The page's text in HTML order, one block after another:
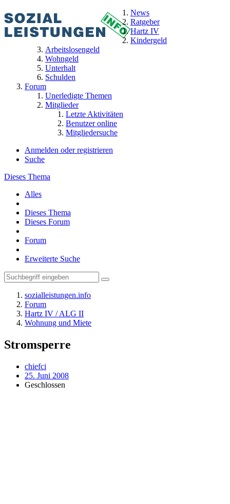
News
Ratgeber
Hartz IV
Kindergeld
Arbeitslosengeld
Wohngeld
Unterhalt
Schulden
Forum
Unerledigte Themen
Mitglieder
Letzte Aktivitäten
Benutzer online
Mitgliedersuche
Anmelden oder registrieren
Suche
Dieses Thema
Alles
Dieses Thema
Dieses Forum
Forum
Erweiterte Suche
sozialleistungen.info
Forum
Hartz IV / ALG II
Wohnung und Miete
Stromsperre
chiefci
25. Juni 2008
Geschlossen